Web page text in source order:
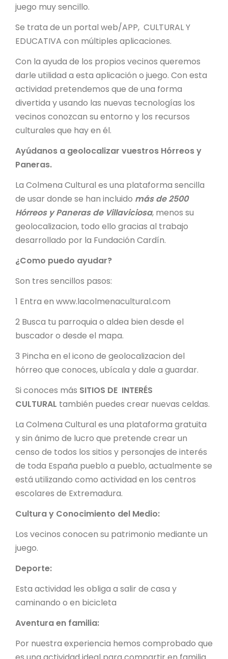
juego muy sencillo.
Se trata de un portal web/APP, CULTURAL Y
EDUCATIVA con múltiples aplicaciones.
Con la ayuda de los propios vecinos queremos
darle utilidad a esta aplicación o juego. Con esta
actividad pretendemos que de una forma
divertida y usando las nuevas tecnologías los
vecinos conozcan su entorno y los recursos
culturales que hay en él.
Ayúdanos a geolocalizar vuestros Hórreos y
Paneras.
La Colmena Cultural es una plataforma sencilla
de usar donde se han incluido más de 2500
Hórreos y Paneras de Villaviciosa, menos su
geolocalizacion, todo ello gracias al trabajo
desarrollado por la Fundación Cardín.
¿Como puedo ayudar?
Son tres sencillos pasos:
1 Entra en www.lacolmenacultural.com
2 Busca tu parroquia o aldea bien desde el
buscador o desde el mapa.
3 Pincha en el icono de geolocalizacion del
hórreo que conoces, ubícala y dale a guardar.
Si conoces más SITIOS DE INTERÉS
CULTURAL también puedes crear nuevas celdas.
La Colmena Cultural es una plataforma gratuita
y sin ánimo de lucro que pretende crear un
censo de todos los sitios y personajes de interés
de toda España pueblo a pueblo, actualmente se
está utilizando como actividad en los centros
escolares de Extremadura.
Cultura y Conocimiento del Medio:
Los vecinos conocen su patrimonio mediante un
juego.
Deporte:
Esta actividad les obliga a salir de casa y
caminando o en bicicleta
Aventura en familia:
Por nuestra experiencia hemos comprobado que